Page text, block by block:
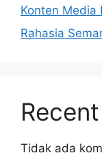
Konten Media
Rahasia
Tidak ada